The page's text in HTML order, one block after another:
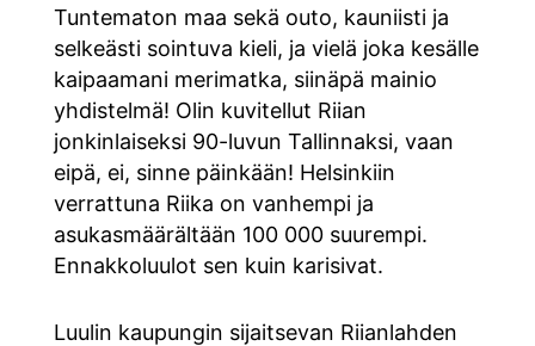
Tuntematon maa sekä outo, kauniisti ja
selkeästi sointuva kieli, ja vielä joka kesälle
kaipaamani merimatka, siinäpä mainio
yhdistelmä! Olin kuvitellut Riian
jonkinlaiseksi 90-luvun Tallinnaksi, vaan
eipä, ei, sinne päinkään! Helsinkiin
verrattuna Riika on vanhempi ja
asukasmäärältään 100 000 suurempi.
Ennakkoluulot sen kuin karisivat.
Luulin kaupungin sijaitsevan Riianlahden